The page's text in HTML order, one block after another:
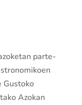
parte-
Gustoko
Azokan